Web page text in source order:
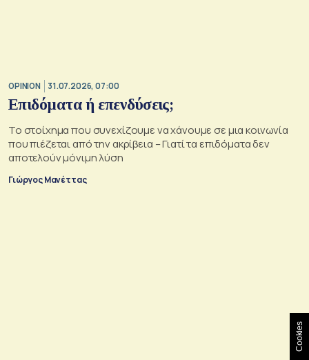
OPINION 31.07.2026, 07:00
Επιδόματα ή επενδύσεις;
Το στοίχημα που συνεχίζουμε να χάνουμε σε μια κοινωνία
που πιέζεται από την ακρίβεια – Γιατί τα επιδόματα δεν
αποτελούν μόνιμη λύση
Γιώργος Μανέττας
Cookies